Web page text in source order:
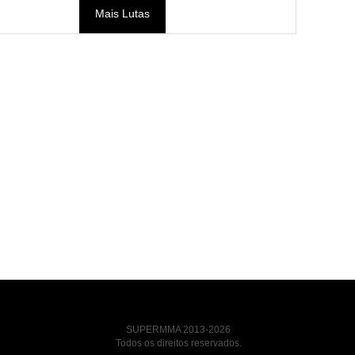
Mais Lutas
SUPERMMA 2013-2026
Todos os direitos reservados.